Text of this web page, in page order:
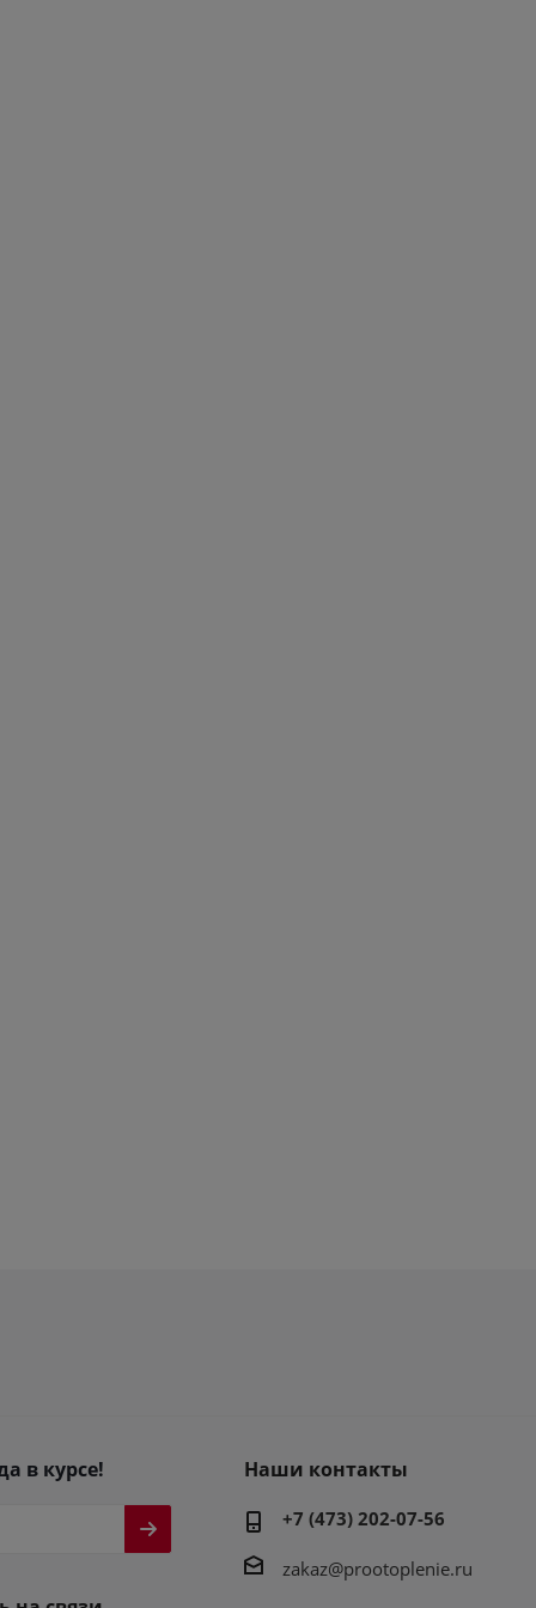
в курсе! Наши контакты
+7 (473) 202-07-56
zakaz@prootoplenie.ru